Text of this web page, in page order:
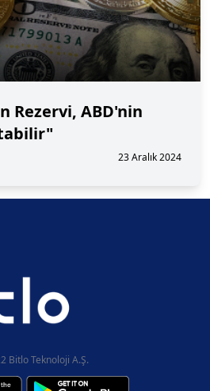
Rezervi, ABD'nin
23 Aralık 2024
Bitlo Teknoloji A.Ş.